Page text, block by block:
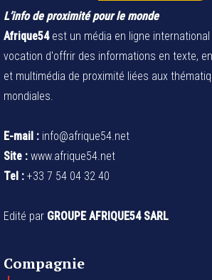
L’info de proximité pour le monde
Afrique54est un média en ligne international
vocation d'offrir des informations en texte,
et multimédia de proximité liées aux
mondiales.
E-mail : info@afrique54.net
Site : www.afrique54.net
Tel : +33 7 54 04 32 40
Edité par GROUPE AFRIQUE54 SARL
Compagnie